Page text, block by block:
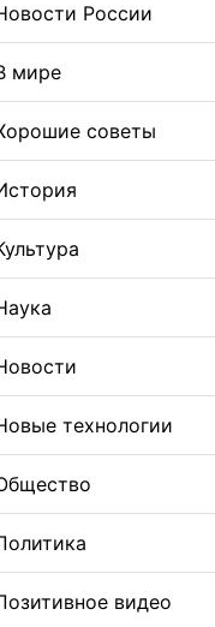
России
мире
советы
технологии
видео